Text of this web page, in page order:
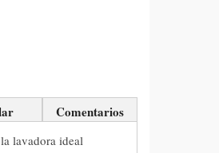
Comentarios
lavadora ideal